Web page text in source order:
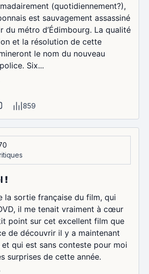
(quotidiennement?),
est sauvagement assassiné
du métro d’Édimbourg. La qualité
et la résolution de cette
le nom du nouveau
Six...
859
!
la sortie française du film, qui
il me tenait vraiment à cœur
point sur cet excellent film que
de découvrir il y a maintenant
et qui est sans conteste pour moi
surprises de cette année.